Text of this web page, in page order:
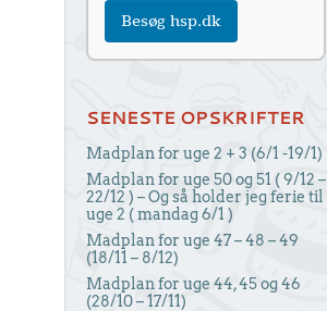
Besøg hsp.dk
SENESTE OPSKRIFTER
Madplan for uge 2 + 3 (6/1 -19/1)
Madplan for uge 50 og 51 ( 9/12 –
22/12 ) – Og så holder jeg ferie til
uge 2 ( mandag 6/1 )
Madplan for uge 47 – 48 – 49
(18/11 – 8/12)
Madplan for uge 44, 45 og 46
(28/10 – 17/11)